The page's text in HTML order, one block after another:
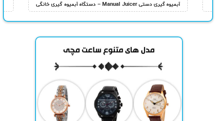
آبمیوه گیری دستی Manual Juicer – دستگاه آبمیوه گیری خانگی